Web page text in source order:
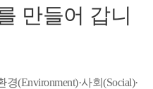
만들어 갑니
(Environment)·사회(Social)·